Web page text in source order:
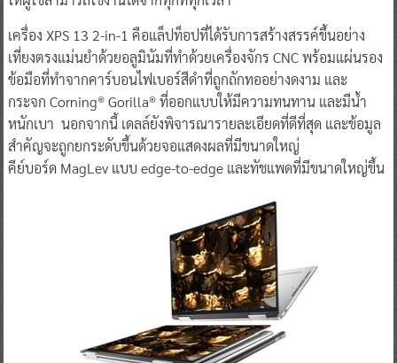
เครื่อง XPS 13 2-in-1 คือแล็ปท็อปที่ได้รับการสร้างสรรค์ขึ้นอย่าง
เที่ยงตรงแม่นยำด้วยอลูมินัมที่ทำด้วยเครื่องจักร CNC พร้อมแผ่นรอง
ข้อมือที่ทำจากคาร์บอนไฟเบอร์สีดำที่ถูกถักทออย่างดงาม และ
กระจก Corning® Gorilla® ที่ออกแบบให้มีความทนทาน และมีน้ำ
หนักเบา นอกจากนี้ เดลล์ยังพิจารณารายละเอียดที่ดีที่สุด และข้อมูล
สำคัญจะถูกยกระดับขึ้นด้วยจอแสดงผลที่มีขนาดใหญ่
คีย์บอร์ด MagLev แบบ edge-to-edge และทัชแพดที่มีขนาดใหญ่ขึ้น